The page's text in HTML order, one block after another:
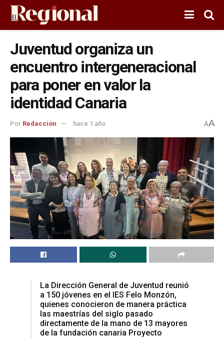
Juventud organiza un
encuentro intergeneracional
para poner en valor la
identidad Canaria
Por Redacción hace 1 año AA
La Dirección General de Juventud reunió
a 150 jóvenes en el IES Felo Monzón,
quienes conocieron de manera práctica
las maestrías del siglo pasado
directamente de la mano de 13 mayores
de la fundación canaria Proyecto